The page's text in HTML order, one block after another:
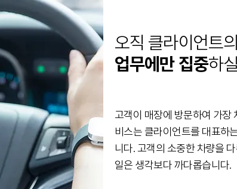
오직 클라이언트의
업무에만 집중하
고객이 매장에 방문하여 가장
비스는 클라이언트를 대표하
니다. 고객의 소중한 차량을
일은 생각보다 까다롭습니다.